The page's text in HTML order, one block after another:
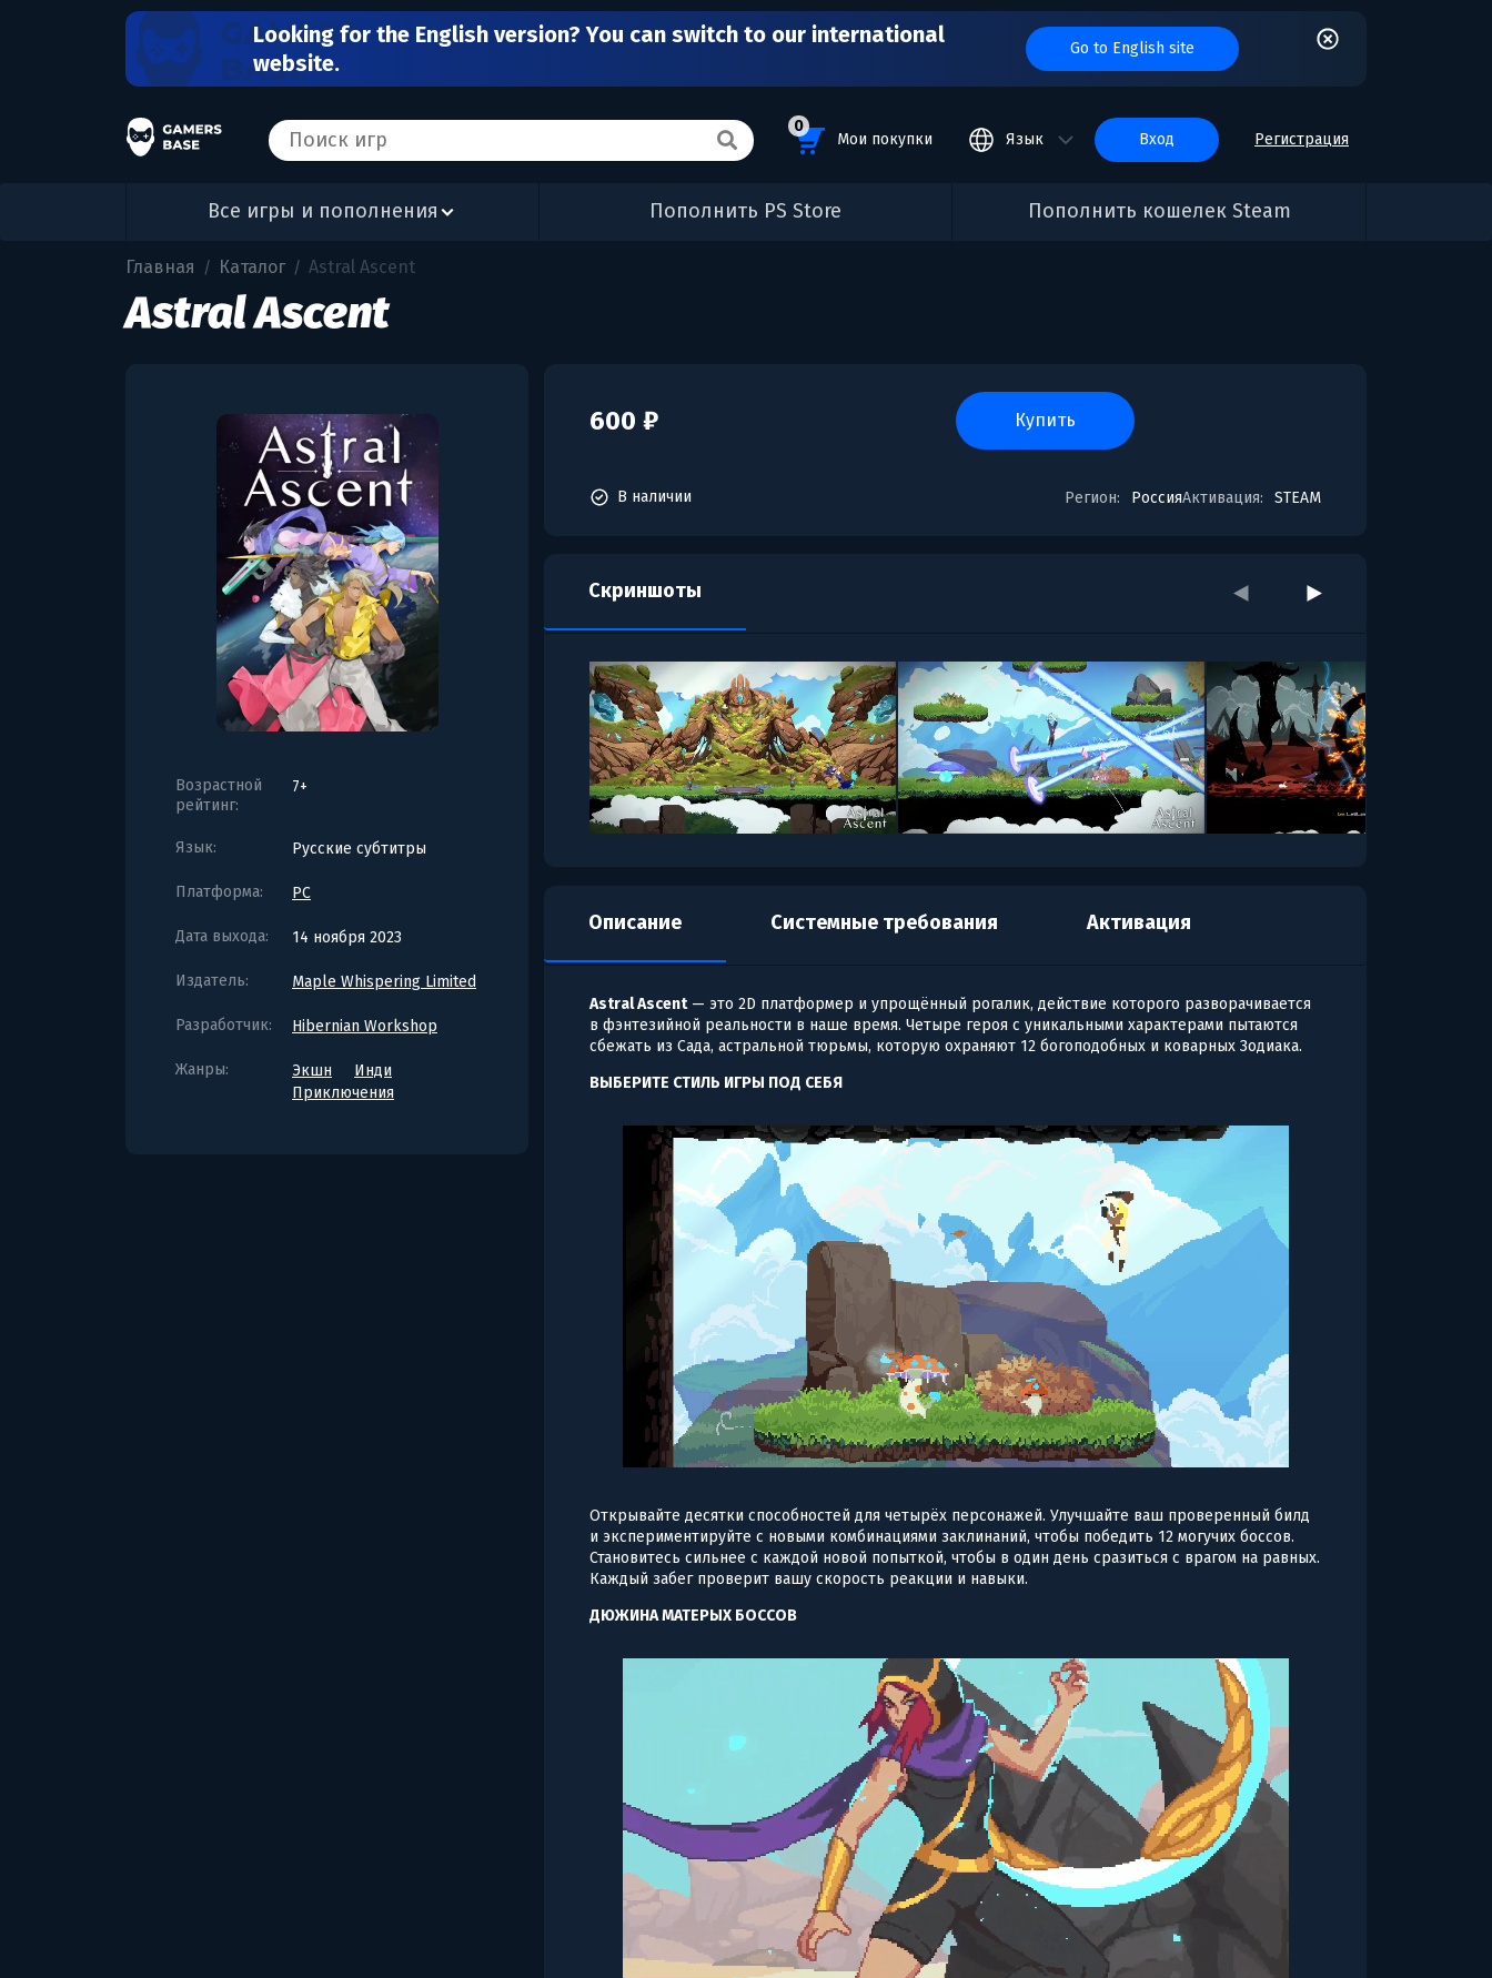
Looking for the English version? You can switch to our international
website.
Go to English site
0
Мои покупки Язык вход Регистрация
Все игры и пополнения Пополнить PS Store Пополнить кошелек Steam
Главная / Каталог / Astral Ascent
Astral Ascent
Возрастной
рейтинг:
7+
Язык: Русские субтитры
Платформа: PC
Дата выхода: 14 ноября 2023
Издатель: Maple Whispering Limited
Разработчик: Hibernian Workshop
Жанры: Экшн
Инди
Приключения
600 ₽ купить
Регион: РоссияАктивация: STEAM
В наличии
Скриншоты
Описание Системные требования Активация
Astral Ascent— это 2D платформер и упрощённый рогалик, действие которого разворачивается
в фэнтезийной реальности в наше время. Четыре героя с уникальными характерами пытаются
сбежать из Сада, астральной тюрьмы, которую охраняют 12 богоподобных и коварных Зодиака.
ВЫБЕРИТЕ СТИЛЬ ИГРЫ ПОД СЕБЯ
Открывайте десятки способностей для четырёх персонажей. Улучшайте ваш проверенный билд
и экспериментируйте с новыми комбинациями заклинаний, чтобы победить 12 могучих боссов.
Становитесь сильнее с каждой новой попыткой, чтобы в один день сразиться с врагом на равных.
Каждый забег проверит вашу скорость реакции и навыки.
ДЮЖИНА МАТЕРЫХ БОССОВ